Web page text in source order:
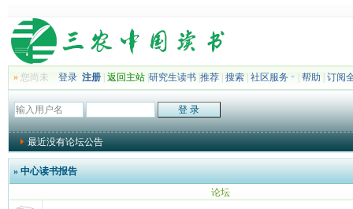
»您尚未 登录 注册| 返回主站| 研究生读书| 推荐| 搜索| 社区服务 帮助 订阅
最近没有论坛公告
»中心读书报告
论坛